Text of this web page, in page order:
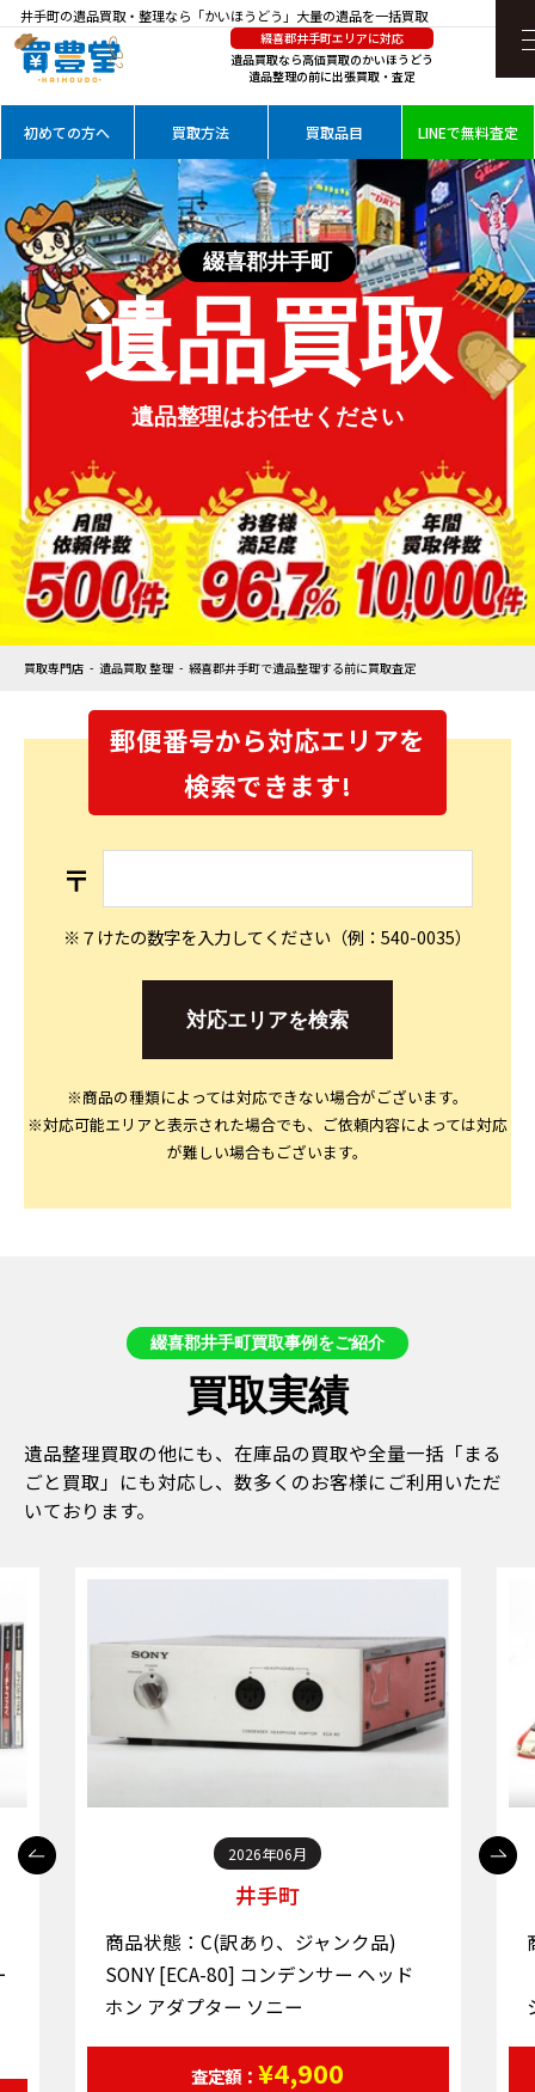
井手町の遺品買取・整理なら「かいほうどう」大量の遺品を一括買取
綴喜郡井手町エリアに対応
遺品買取なら高価買取のかいほうどう
遺品整理の前に出張買取・査定
初めての方へ 買取方法 買取品目 LINEで無料査定
遺品買取
遺品整理はお任せください
綴喜郡井手町
買取専門店 遺品買取 整理 綴喜郡井手町で遺品整理する前に買取査定
郵便番号から対応エリアを
検索できます!
〒
※７けたの数字を入力してください（例：540-0035）
対応エリアを検索
※商品の種類によっては対応できない場合がございます。
※対応可能エリアと表示された場合でも、ご依頼内容によっては対応
が難しい場合もございます。
綴喜郡井手町買取事例をご紹介
買取実績
遺品整理買取の他にも、在庫品の買取や全量一括「まる
ごと買取」にも対応し、数多くのお客様にご利用いただ
いております。
2026年06月
井手町
商品状態：C(訳あり、ジャンク品)
【塗装済みあり】 1/20 スケール レー
シングカー プラモデル 完成品
査定額： ¥7,300